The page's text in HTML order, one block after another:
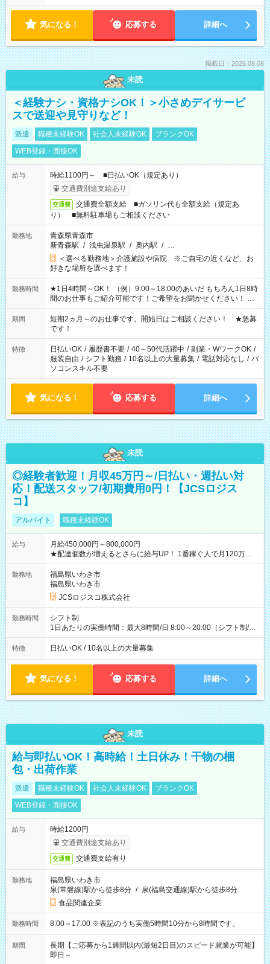
気になる！ 応募する 詳細へ
掲載日：2026.08.08
未読
＜経験ナシ・資格ナシOK！＞小さめデイサービ
スで送迎や見守りなど！
派遣 職種未経験OK 社会人未経験OK
ブランクOK
WEB登録・面接OK
給与
時給1100円～ ■日払いOK（規定あり）
交通費別途支給あり
交通費
交通費全額支給 ■ガソリン代も全額支給（規定あ
り） ■無料駐車場もご相談ください
勤務地
青森県青森市
新青森駅 / 浅虫温泉駅 / 奥内駅 / …
＜選べる勤務地＞介護施設や病院 ※ご自宅の近くなど、お
好きな場所を選べます！
勤務時間
★1日4時間～OK！ （例）9:00～18:00のあいだ もちろん1日8時
間のお仕事もご紹介可能です！ご希望をお聞かせください！ ★
家庭の都合でお休みが必要な場合も遠慮なくご相談ください。
※週最低15時間以上の勤務が必要です
期間
短期2ヵ月～のお仕事です。開始日はご相談ください！ ★急募
です！
特徴 日払いOK / 履歴書不要 / 40～50代活躍中 / 副業・WワークOK /
服装自由 / シフト勤務 / 10名以上の大量募集 / 電話対応なし / パ
ソコンスキル不要
気になる！ 応募する 詳細へ
未読
◎経験者歓迎！月収45万円～/日払い・週払い対
応！配送スタッフ/初期費用0円！【JCSロジス
コ】
アルバイト 職種未経験OK
給与
月給450,000円～800,000円
★配達個数が増えるとさらに給与UP！ 1番稼ぐ人で月120万ほ
ど！ ・主要都市エリア 月収55万円／週5日稼働 月収65万~112
万円／週6日稼働 ・地方郊外エリア 月収40万円／週5日稼働 月
収40万円~50万円／週6日稼働 ＜モデルイメージ＞ ■月収50万
円 (27歳男性/江東区在住)※元建築関係 1日150個配達×25日勤務
(日休み) ■月収80万円(43歳男性/墨田区在住)※元営業 1日200個
勤務地
福島県いわき市
福島県いわき市
JCSロジスコ株式会社
勤務時間
シフト制
1日あたりの実働時間：最大8時間/日 8:00～20:00（シフト制/実
働8時間） ※週5日勤務（場所次第では週4も有り） ※配達状況
によって時間外での勤務可能性有り ※案件により多少の前後あ
特徴 日払いOK / 10名以上の大量募集
気になる！ 応募する 詳細へ
未読
給与即払いOK！高時給！土日休み！干物の梱
包・出荷作業
派遣 職種未経験OK 社会人未経験OK
ブランクOK
WEB登録・面接OK
給与
時給1200円
交通費別途支給あり
交通費 交通費支給有り
勤務地
福島県いわき市
泉(常磐線)駅から徒歩8分 / 泉(福島交通線)駅から徒歩8分
食品関連企業
勤務時間 8:00～17:00 ※表記のうち実働5時間10分から8時間です。
期間
長期【ご応募から1週間以内(最短2日目)のスピード就業が可能】
即日～